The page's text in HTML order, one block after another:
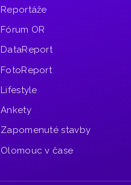
Reportáže
Fórum OR
DataReport
FotoReport
Lifestyle
Ankety
Zapomenuté stavby
Olomouc v čase